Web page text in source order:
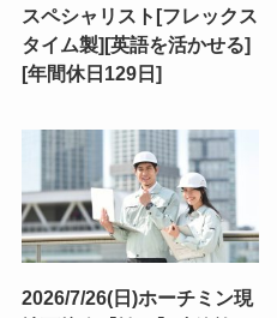
スペシャリスト[フレックス
タイム製][英語を活かせる]
[年間休日129日]
2026/7/26(日)ホーチミン現